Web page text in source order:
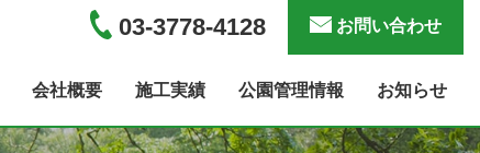
03-3778-4128 お問い合わせ
会社概要 施工実績 公園管理情報 お知らせ